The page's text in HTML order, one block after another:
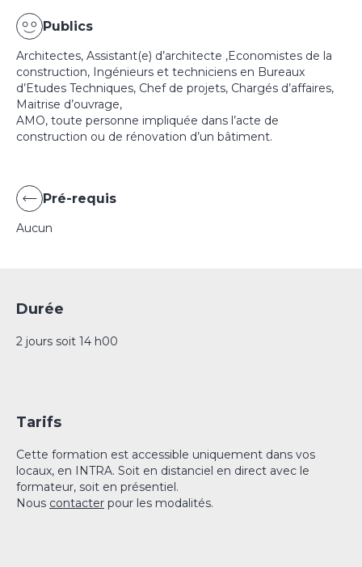
Publics
Architectes, Assistant(e) d’architecte ,Economistes de la
construction, Ingénieurs et techniciens en Bureaux
d’Etudes Techniques, Chef de projets, Chargés d’affaires,
Maitrise d’ouvrage,
AMO, toute personne impliquée dans l’acte de
construction ou de rénovation d’un bâtiment.
Pré-requis
Aucun
Durée
2 jours soit 14 h00
Tarifs
Cette formation est accessible uniquement dans vos
locaux, en INTRA. Soit en distanciel en direct avec le
formateur, soit en présentiel.
Nous contacter pour les modalités.